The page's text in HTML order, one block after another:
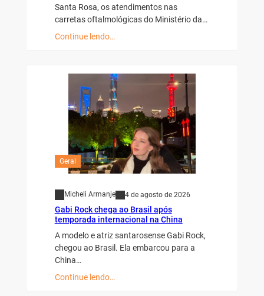
Santa Rosa, os atendimentos nas
carretas oftalmológicas do Ministério da…
Continue lendo…
Geral
Micheli Armanje 4 de agosto de 2026
Gabi Rock chega ao Brasil após
temporada internacional na China
A modelo e atriz santarosense Gabi Rock,
chegou ao Brasil. Ela embarcou para a
China…
Continue lendo…